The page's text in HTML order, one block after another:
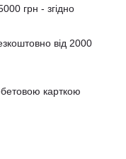
грн - згідно
від 2000
карткою